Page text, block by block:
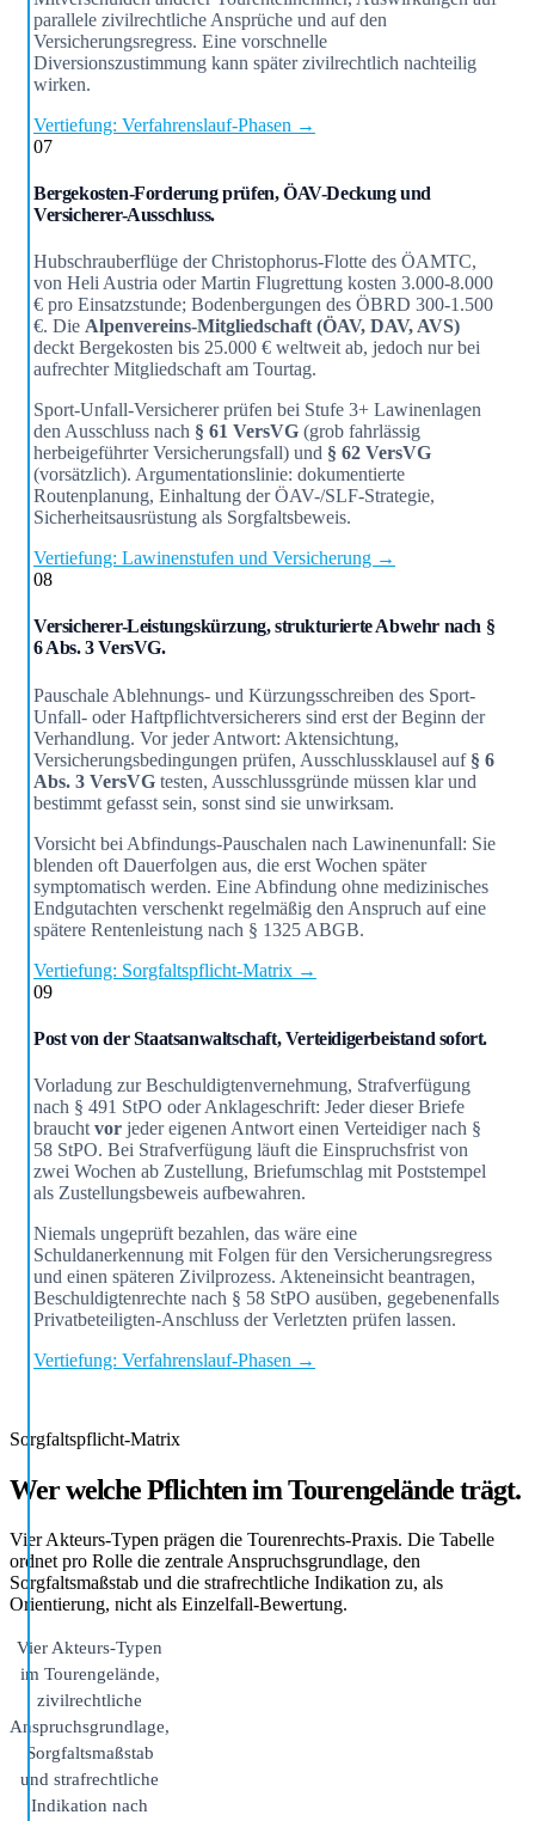
parallele zivilrechtliche Ansprüche und auf den
Versicherungsregress. Eine vorschnelle
Diversionszustimmung kann später zivilrechtlich nachteilig
wirken.
Vertiefung: Verfahrenslauf-Phasen →
07
Bergekosten-Forderung prüfen, ÖAV-Deckung und
Versicherer-Ausschluss.
Hubschrauberflüge der Christophorus-Flotte des ÖAMTC,
von Heli Austria oder Martin Flugrettung kosten 3.000-8.000
€ pro Einsatzstunde; Bodenbergungen des ÖBRD 300-1.500
€. Die Alpenvereins-Mitgliedschaft (ÖAV, DAV, AVS)
deckt Bergekosten bis 25.000 € weltweit ab, jedoch nur bei
aufrechter Mitgliedschaft am Tourtag.
Sport-Unfall-Versicherer prüfen bei Stufe 3+ Lawinenlagen
den Ausschluss nach § 61 VersVG (grob fahrlässig
herbeigeführter Versicherungsfall) und § 62 VersVG
(vorsätzlich). Argumentationslinie: dokumentierte
Routenplanung, Einhaltung der ÖAV-/SLF-Strategie,
Sicherheitsausrüstung als Sorgfaltsbeweis.
Vertiefung: Lawinenstufen und Versicherung →
08
Versicherer-Leistungskürzung, strukturierte Abwehr nach §
6 Abs. 3 VersVG.
Pauschale Ablehnungs- und Kürzungsschreiben des Sport-
Unfall- oder Haftpflichtversicherers sind erst der Beginn der
Verhandlung. Vor jeder Antwort: Aktensichtung,
Versicherungsbedingungen prüfen, Ausschlussklausel auf § 6
Abs. 3 VersVG testen, Ausschlussgründe müssen klar und
bestimmt gefasst sein, sonst sind sie unwirksam.
Vorsicht bei Abfindungs-Pauschalen nach Lawinenunfall: Sie
blenden oft Dauerfolgen aus, die erst Wochen später
symptomatisch werden. Eine Abfindung ohne medizinisches
Endgutachten verschenkt regelmäßig den Anspruch auf eine
spätere Rentenleistung nach § 1325 ABGB.
Vertiefung: Sorgfaltspflicht-Matrix →
09
Post von der Staatsanwaltschaft, Verteidigerbeistand sofort.
Vorladung zur Beschuldigtenvernehmung, Strafverfügung
nach § 491 StPO oder Anklageschrift: Jeder dieser Briefe
braucht vor jeder eigenen Antwort einen Verteidiger nach §
58 StPO. Bei Strafverfügung läuft die Einspruchsfrist von
zwei Wochen ab Zustellung, Briefumschlag mit Poststempel
als Zustellungsbeweis aufbewahren.
Niemals ungeprüft bezahlen, das wäre eine
Schuldanerkennung mit Folgen für den Versicherungsregress
und einen späteren Zivilprozess. Akteneinsicht beantragen,
Beschuldigtenrechte nach § 58 StPO ausüben, gegebenenfalls
Privatbeteiligten-Anschluss der Verletzten prüfen lassen.
Vertiefung: Verfahrenslauf-Phasen →
Sorgfaltspflicht-Matrix
Wer welche Pflichten im Tourengelände trägt.
Vier Akteurs-Typen prägen die Tourenrechts-Praxis. Die Tabelle
ordnet pro Rolle die zentrale Anspruchsgrundlage, den
Sorgfaltsmaßstab und die strafrechtliche Indikation zu, als
Orientierung, nicht als Einzelfall-Bewertung.
Vier Akteurs-Typen
im Tourengelände,
zivilrechtliche
Anspruchsgrundlage,
Sorgfaltsmaßstab
und strafrechtliche
Indikation nach